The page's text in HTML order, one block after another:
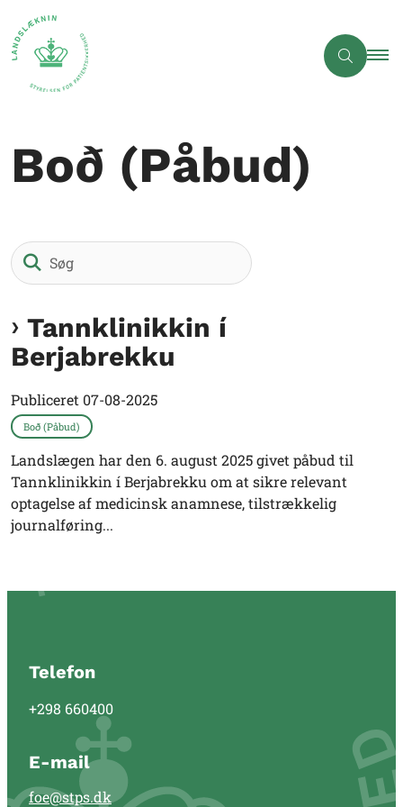
Boð (Påbud)
Tannklinikkin í
Berjabrekku
Publiceret 07-08-2025
Boð (Påbud)
Landslægen har den 6. august 2025 givet påbud til
Tannklinikkin í Berjabrekku om at sikre relevant
optagelse af medicinsk anamnese, tilstrækkelig
journalføring...
Telefon
+298 660400
E-mail
foe@stps.dk